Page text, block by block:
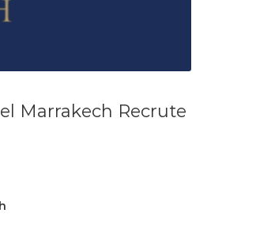
Marrakech Recrute